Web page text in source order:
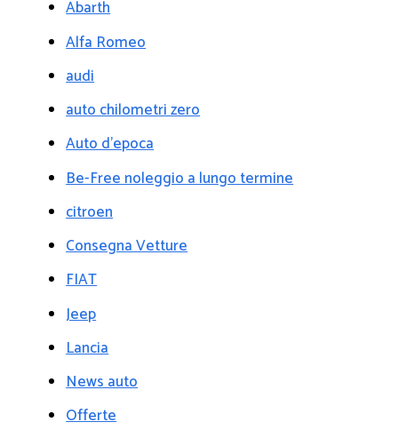
Abarth
Alfa Romeo
audi
auto chilometri zero
Auto d'epoca
Be-Free noleggio a lungo termine
citroen
Consegna Vetture
FIAT
Jeep
Lancia
News auto
Offerte